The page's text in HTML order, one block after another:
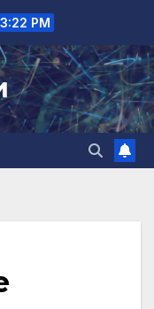
PM